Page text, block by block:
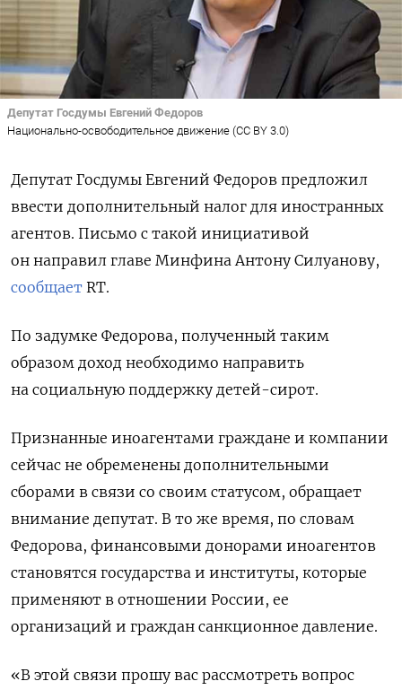
Депутат Госдумы Евгений Федоров
Национально-освободительное движение (CC BY 3.0)
Депутат Госдумы Евгений Федоров предложил
ввести дополнительный налог для иностранных
агентов. Письмо с такой инициативой
он направил главе Минфина Антону Силуанову,
сообщает RT.
По задумке Федорова, полученный таким
образом доход необходимо направить
на социальную поддержку детей-сирот.
Признанные иноагентами граждане и компании
сейчас не обременены дополнительными
сборами в связи со своим статусом, обращает
внимание депутат. В то же время, по словам
Федорова, финансовыми донорами иноагентов
становятся государства и институты, которые
применяют в отношении России, ее
организаций и граждан санкционное давление.
«В этой связи прошу вас рассмотреть вопрос